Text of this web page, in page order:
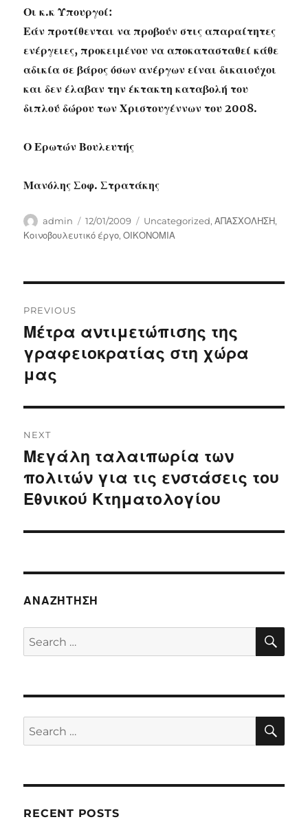
Οι κ.κ Υπουργοί:
Εάν προτίθενται να προβούν στις απαραίτητες
ενέργειες, προκειμένου να αποκατασταθεί κάθε
αδικία σε βάρος όσων ανέργων είναι δικαιούχοι
και δεν έλαβαν την έκτακτη καταβολή του
διπλού δώρου των Χριστουγέννων του 2008.
Ο Ερωτών Βουλευτής
Μανόλης Σοφ. Στρατάκης
Author
admin
Posted
on
12/01/2009 Categories
Uncategorized,ΑΠΑΣΧΟΛΗΣΗ,
Κοινοβουλευτικό έργο,ΟΙΚΟΝΟΜΙΑ
navigation
PREVIOUS
Previous
post:
Μέτρα αντιμετώπισης της
γραφειοκρατίας στη χώρα
μας
NEXT
Next
post:
Μεγάλη ταλαιπωρία των
πολιτών για τις ενστάσεις του
Εθνικού Κτηματολογίου
ΑΝΑΖΉΤΗΣΗ
Search
for:
Search
for:
RECENT POSTS